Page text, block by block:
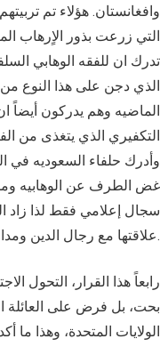
وافغانستان. هؤلاء تم
التي زرعت بذور الاٍرهاب
تدرك ان للفقه الوهابي
الذي دجن على هذا النوع
الماضيه وهم يدركون أيضاً
التكفيري الذي يتغذى من
وأدرك حلفاء السعوديه في
غض الطرف عن الوهابيه
سجال إعلامي فقط لذا زاد
علاقتها مع رجال الدين ومدارسهم.
رابعاً هذا القرار، التحول
بحت، بل فرض على العائلة
الولايات المتحدة، وهذا ما